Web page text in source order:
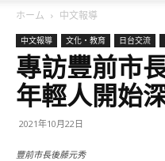
ホーム 中文報導
中文報導 文化・教育 日台交流
專訪豐前市
年輕人開始
2021年10月22日
豐前市長後藤元秀